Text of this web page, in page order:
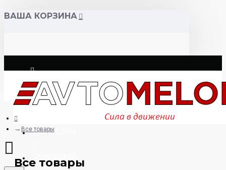
ВАША КОРЗИНА
Логин
Регистрация
8925-507-78-06
Все товары
Все товары